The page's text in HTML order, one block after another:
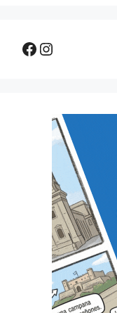
Facebook
Instagram